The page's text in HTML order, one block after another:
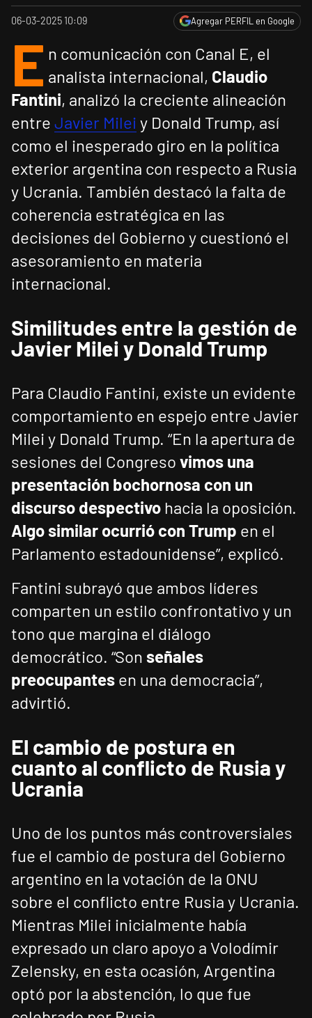
06-03-2025 10:09 Agregar PERFIL en Google
E n comunicación con Canal E, el
analista internacional, Claudio
Fantini, analizó la creciente alineación
entre Javier Milei y Donald Trump, así
como el inesperado giro en la política
exterior argentina con respecto a Rusia
y Ucrania. También destacó la falta de
coherencia estratégica en las
decisiones del Gobierno y cuestionó el
asesoramiento en materia
internacional.
Similitudes entre la gestión de
Javier Milei y Donald Trump
Para Claudio Fantini, existe un evidente
comportamiento en espejo entre Javier
Milei y Donald Trump. “En la apertura de
sesiones del Congreso vimos una
presentación bochornosa con un
discurso despectivo hacia la oposición.
Algo similar ocurrió con Trump en el
Parlamento estadounidense”, explicó.
Fantini subrayó que ambos líderes
comparten un estilo confrontativo y un
tono que margina el diálogo
democrático. “Son señales
preocupantes en una democracia”,
advirtió.
El cambio de postura en
cuanto al conflicto de Rusia y
Ucrania
Uno de los puntos más controversiales
fue el cambio de postura del Gobierno
argentino en la votación de la ONU
sobre el conflicto entre Rusia y Ucrania.
Mientras Milei inicialmente había
expresado un claro apoyo a Volodímir
Zelensky, en esta ocasión, Argentina
optó por la abstención, lo que fue